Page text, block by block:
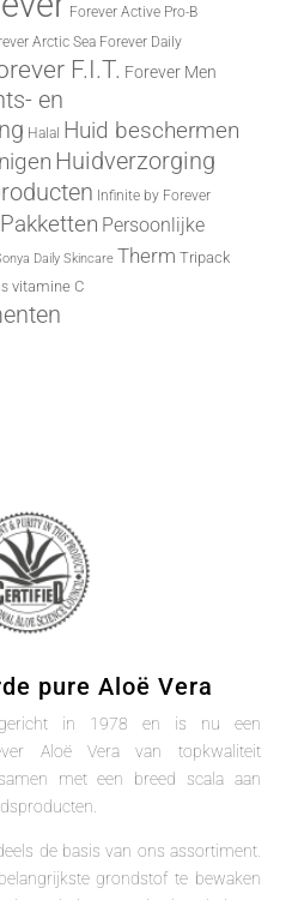
Forever Active Pro-B
Arctic Sea Forever Daily
F.I.T. Forever Men
en
Halal Huid beschermen
Huidverzorging
Infinite by Forever
Pakketten Persoonlijke
Daily Skincare Therm Tripack
vitamine C
pure Aloë Vera
in 1978 en is nu een
Aloë Vera van topkwaliteit
met een breed scala aan
de basis van ons assortiment.
grondstof te bewaken